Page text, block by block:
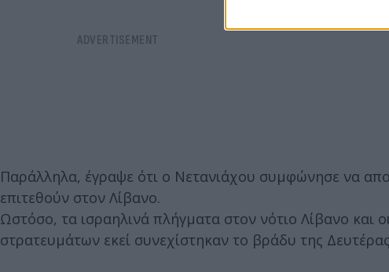
Παράλληλα, έγραψε ότι ο Νετανιάχου συμφώνησε να
επιτεθούν στον Λίβανο.
Ωστόσο, τα ισραηλινά πλήγματα στον νότιο Λίβανο και
στρατευμάτων εκεί συνεχίστηκαν το βράδυ της